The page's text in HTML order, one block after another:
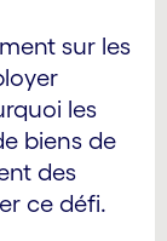
sur les
les
biens de
des
ce défi.